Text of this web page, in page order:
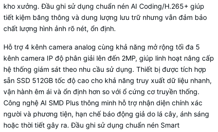
kho xưởng. Đầu ghi sử dụng chuẩn nén AI Coding/H.265+ giúp
tiết kiệm băng thông và dung lượng lưu trữ nhưng vẫn đảm bảo
chất lượng hình ảnh rõ nét, ổn định.
Hỗ trợ 4 kênh camera analog cùng khả năng mở rộng tối đa 5
kênh camera IP độ phân giải lên đến 2MP, giúp linh hoạt nâng cấp
hệ thống giám sát theo nhu cầu sử dụng. Thiết bị được tích hợp
sẵn SSD 512GB tốc độ cao cho khả năng truy xuất dữ liệu nhanh,
vận hành êm ái và ổn định hơn so với ổ cứng cơ truyền thống.
Công nghệ AI SMD Plus thông minh hỗ trợ nhận diện chính xác
người và phương tiện, hạn chế báo động giả do lá cây, ánh sáng
hoặc thời tiết gây ra. Đầu ghi sử dụng chuẩn nén Smart